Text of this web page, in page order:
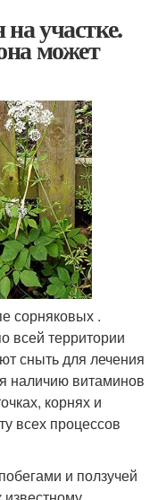
участке.
может
сорняковых .
всей территории
сныть для лечения
наличию витаминов
корнях и
всех процессов
и ползучей